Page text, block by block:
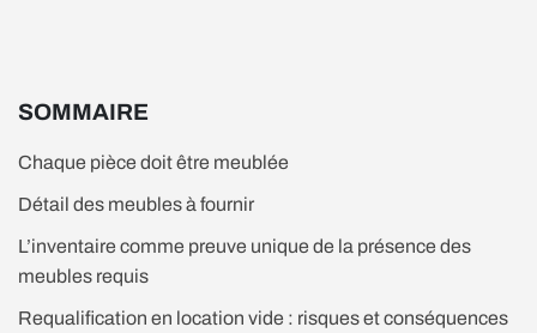
SOMMAIRE
Chaque pièce doit être meublée
Détail des meubles à fournir
L’inventaire comme preuve unique de la présence des
meubles requis
Requalification en location vide : risques et conséquences